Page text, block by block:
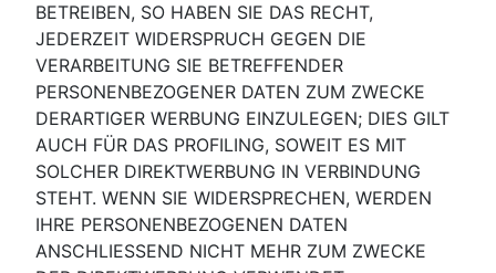
BETREIBEN, SO HABEN SIE DAS RECHT,
JEDERZEIT WIDERSPRUCH GEGEN DIE
VERARBEITUNG SIE BETREFFENDER
PERSONENBEZOGENER DATEN ZUM ZWECKE
DERARTIGER WERBUNG EINZULEGEN; DIES GILT
AUCH FÜR DAS PROFILING, SOWEIT ES MIT
SOLCHER DIREKTWERBUNG IN VERBINDUNG
STEHT. WENN SIE WIDERSPRECHEN, WERDEN
IHRE PERSONENBEZOGENEN DATEN
ANSCHLIESSEND NICHT MEHR ZUM ZWECKE